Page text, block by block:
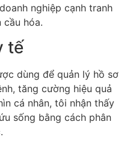
nghiệp cạnh tranh
hóa.
tế
dùng để quản lý hồ sơ
tăng cường hiệu quả
cá nhân, tôi nhận thấy
sống bằng cách phân